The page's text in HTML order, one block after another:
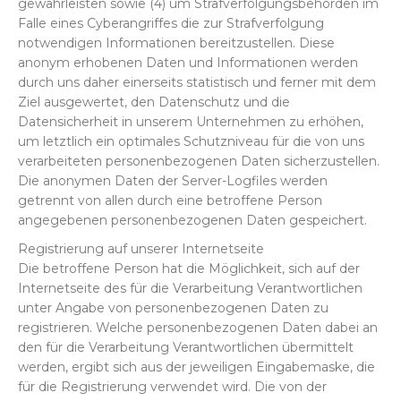
gewährleisten sowie (4) um Strafverfolgungsbehörden im
Falle eines Cyberangriffes die zur Strafverfolgung
notwendigen Informationen bereitzustellen. Diese
anonym erhobenen Daten und Informationen werden
durch uns daher einerseits statistisch und ferner mit dem
Ziel ausgewertet, den Datenschutz und die
Datensicherheit in unserem Unternehmen zu erhöhen,
um letztlich ein optimales Schutzniveau für die von uns
verarbeiteten personenbezogenen Daten sicherzustellen.
Die anonymen Daten der Server-Logfiles werden
getrennt von allen durch eine betroffene Person
angegebenen personenbezogenen Daten gespeichert.
Registrierung auf unserer Internetseite
Die betroffene Person hat die Möglichkeit, sich auf der
Internetseite des für die Verarbeitung Verantwortlichen
unter Angabe von personenbezogenen Daten zu
registrieren. Welche personenbezogenen Daten dabei an
den für die Verarbeitung Verantwortlichen übermittelt
werden, ergibt sich aus der jeweiligen Eingabemaske, die
für die Registrierung verwendet wird. Die von der